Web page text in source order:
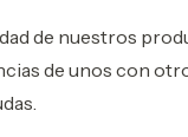
de nuestros
de unos con